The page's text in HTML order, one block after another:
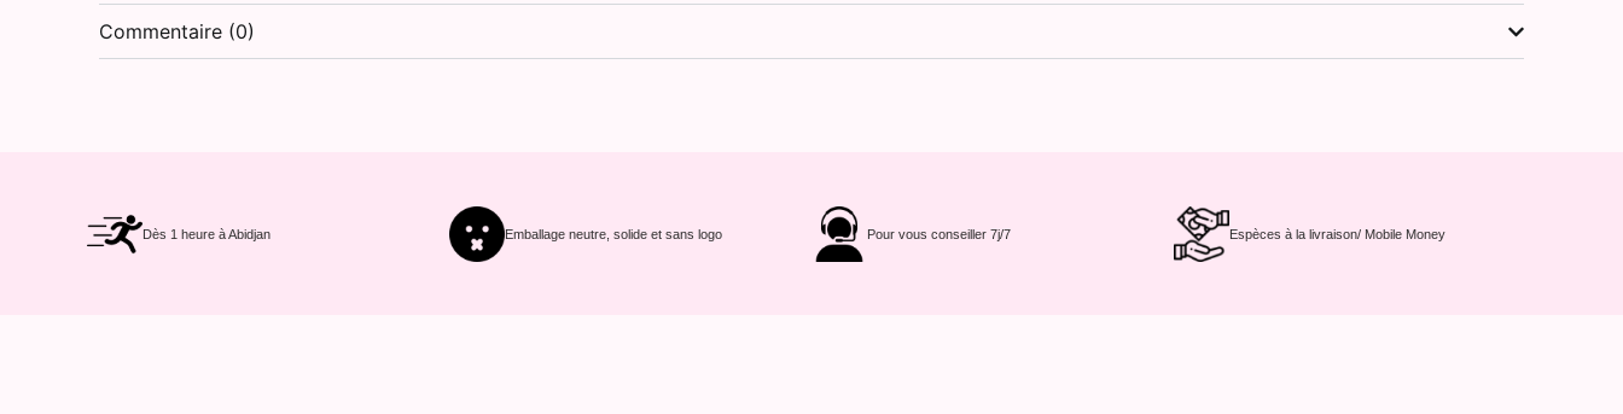
Commentaire (0)
Dès 1 heure à Abidjan Emballage neutre, solide et sans logo Pour vous conseiller 7j/7 Espèces à la livraison/ Mobile Money